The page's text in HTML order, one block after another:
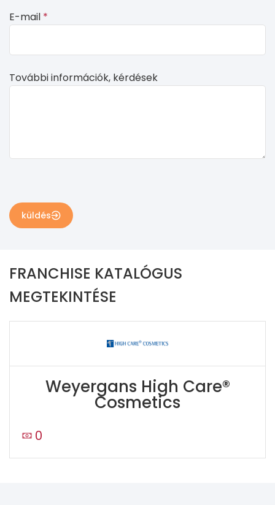
E-mail *
További információk, kérdések
küldés
FRANCHISE KATALÓGUS
MEGTEKINTÉSE
Weyergans High Care®
Cosmetics
0